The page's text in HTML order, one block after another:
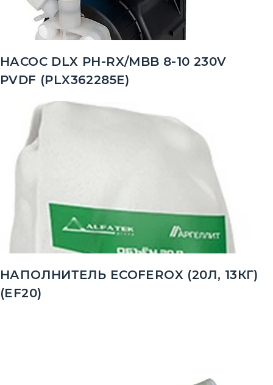
НАСОС DLX PH-RX/MBB 8-10 230V
PVDF (PLX362285E)
НАПОЛНИТЕЛЬ ECOFEROX (20Л, 13КГ)
(EF20)